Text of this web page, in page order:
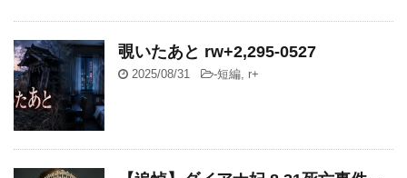
覗いたあと rw+2,295-0527
2025/08/31 -短編 r+